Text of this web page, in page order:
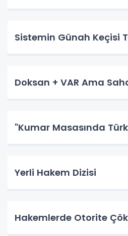
Sistemin
Doksan + VAR Ama
"Kumar Masasında
Yerli Hakem Dizisi
Hakemlerde Otorite